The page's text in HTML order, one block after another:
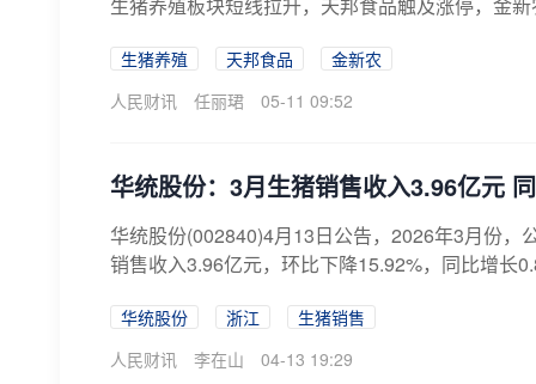
生猪养殖 天邦食品
金新农
人民财讯
任丽珺 05-11 09:52
华统股份：3月生猪销售收入3.96亿元
华统股份(002840)4月13日公告，2026年3月份，
销售收入3.96亿元，环比下降15.92%，同比增长
华统股份 浙江
生猪销售
人民财讯
李在山 04-13 19:29